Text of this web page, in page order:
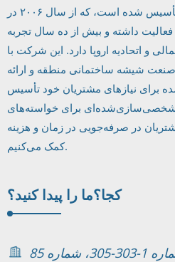
این شرکت توسط گوین پن تأسیس شده است، که از سال ۲۰۰۶ در
داشته و بیش از ده سال تجربه
و اتحادیه اروپا دارد. این شرکت با
شیشه ساختمانی منطقه و ارائه
نیازهای مشتریان خود تأسیس
برای خواسته‌های
در صرفه‌جویی در زمان و هزینه
کمک می‌کنیم.
کجا؟ما را پیدا کنید؟
شماره 1-303-305، شماره 85 Xigangbei RD. مرکز